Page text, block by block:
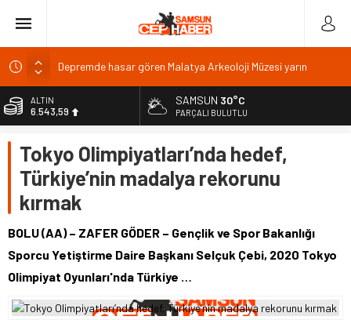
Depremde hasar gören Malatya Arkeoloji Müzesi yarın
Mahkeme Ahbap Derneği’nin faaliyetlerini tedbiren durdurdu
Kaymakam Çakal esnaf ve vatandaşlarla bir araya geldi
Memur
Malatya’da temmuz denetimi: 137 aykırılık, 544 bin TL ceza
ALTIN
6.543,59
13.798,82
DOLAR
47,7010
55,0063
SAMSUN 30°C
PARÇALI BULUTLU
Tokyo Olimpiyatları’nda hedef,
Türkiye’nin madalya rekorunu
kırmak
BOLU (AA) – ZAFER GÖDER – Gençlik ve Spor Bakanlığı
Sporcu Yetiştirme Daire Başkanı Selçuk Çebi, 2020 Tokyo
Olimpiyat Oyunları'nda Türkiye …